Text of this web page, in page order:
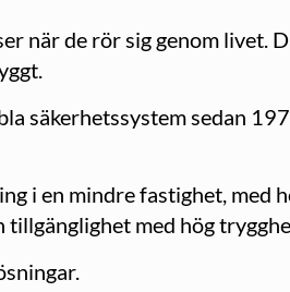
när de rör sig genom livet.
säkerhetssystem sedan
i en mindre fastighet, med
med hög